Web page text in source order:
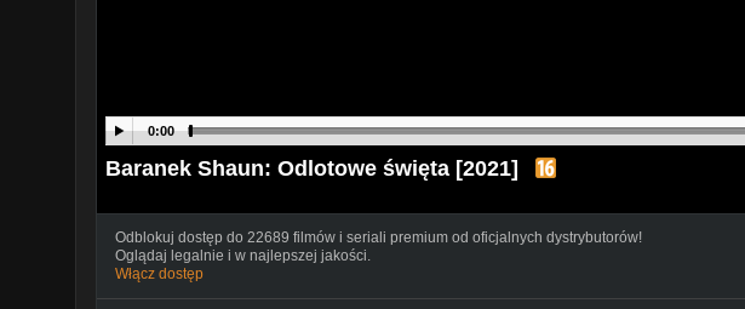
0:00
Baranek Shaun: Odlotowe święta [2021]
Odblokuj dostęp do 22689 filmów i seriali premium od oficjalnych dystrybutorów!
Oglądaj legalnie i w najlepszej jakości.
Włącz dostęp